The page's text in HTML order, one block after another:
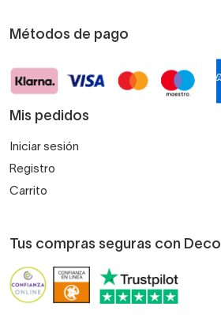
Métodos de pago
Mis pedidos
Iniciar sesión
Registro
Carrito
Tus compras seguras con